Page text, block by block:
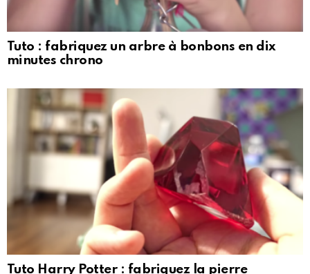
Tuto : fabriquez un arbre à bonbons en dix
minutes chrono
Tuto Harry Potter : fabriquez la pierre